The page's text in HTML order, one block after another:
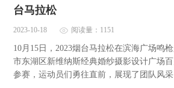
台马拉松
2023-10-18 阅读量：1151
10月15日，2023烟台马拉松在滨海广场鸣
市东湖区新维纳斯经典婚纱摄影设计广场
参赛，运动员们勇往直前，展现了团队风采